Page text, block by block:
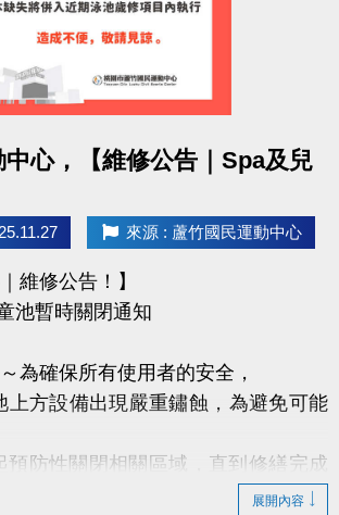
竹國民運動中心
國民運動中心
安心停、放心停！
心，【維修公告｜Spa及兒
來源 : 蘆竹國民運動中心
維修公告！】
池暫時關閉通知
為確保所有使用者的安全，
上方設備出現嚴重鏽蝕，為避免可能
預防性關閉相關區域，直到修繕完成
展開內容